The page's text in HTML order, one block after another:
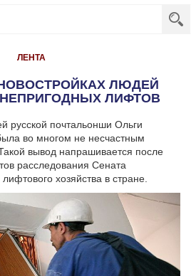
ЛЕНТА
ЛЮДЕЙ
НЕПРИГОДНЫХ ЛИФТОВ
русской почтальонши Ольги
во многом не несчастным
вывод напрашивается после
расследования Сената
хозяйства в стране.